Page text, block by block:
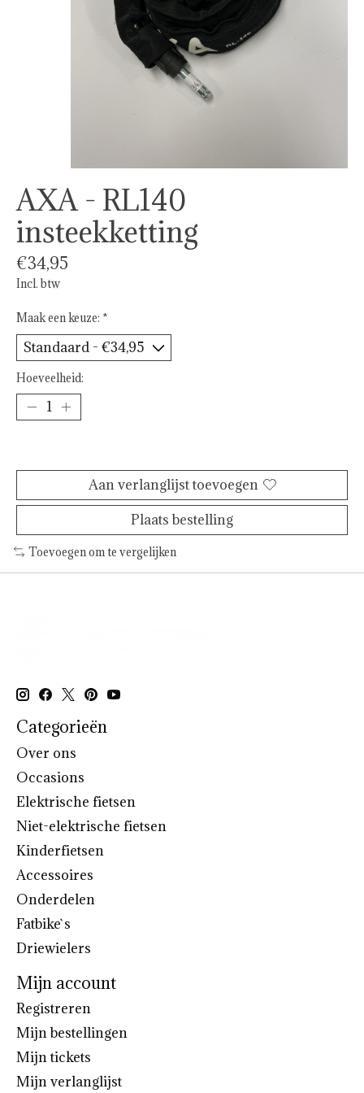
AXA - RL140
insteekketting
€34,95
Incl. btw
Maak een keuze: *
Hoeveelheid:
Aan verlanglijst toevoegen
Plaats bestelling
Toevoegen om te vergelijken
Categorieën
Over ons
Occasions
Elektrische fietsen
Niet-elektrische fietsen
Kinderfietsen
Accessoires
Onderdelen
Fatbike`s
Driewielers
Mijn account
Registreren
Mijn bestellingen
Mijn tickets
Mijn verlanglijst